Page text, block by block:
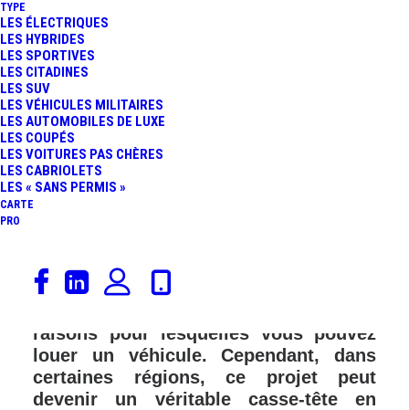
TYPE
LES ÉLECTRIQUES
LES HYBRIDES
LES SPORTIVES
LES CITADINES
LES SUV
LES VÉHICULES MILITAIRES
LES AUTOMOBILES DE LUXE
LES COUPÉS
LES VOITURES PAS CHÈRES
LES CABRIOLETS
LES « SANS PERMIS »
CARTE
PRO
Déplacement personnel ou
professionnel, événement sportif,
raisons pour lesquelles vous pouvez
louer un véhicule. Cependant, dans
certaines régions, ce projet peut
devenir un véritable casse-tête en